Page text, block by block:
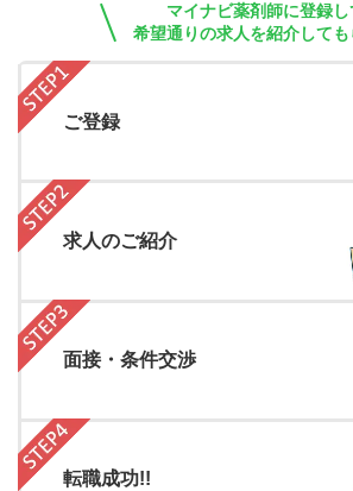
マイナビ薬剤師に登録し
希望通りの求人を紹介しても
ご登録
求人のご紹介
面接・条件交渉
転職成功!!